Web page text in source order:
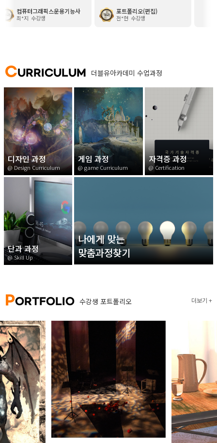
게 봐주셔서 진도 따라가기가
월했습니다. 특히 선생님이 따
다시 연습했고 실제 시험에서
때 다뤘던 유형과 비슷하게
신경 써주신 강사님들 모두 정
합니다~!
컴퓨터그래픽스운용기능사
최*지 수강생
읽은 마법의디자인이라는 책도 추천
해주셨습니다. 정말 잘 챙겨주셔서 너
포트폴리오(편집)
전*현 수강생
CURRICULUM 더블유아카데미 수업과정
디자인 과정
@ Design Curriculum
게임 과정
@ game Curriculum
자격증 과정
@ Certification
단과 과정
@ Skill Up
나에게 맞는
맞춤과정찾기
PORTFOLIO 수강생 포트폴리오 더보기